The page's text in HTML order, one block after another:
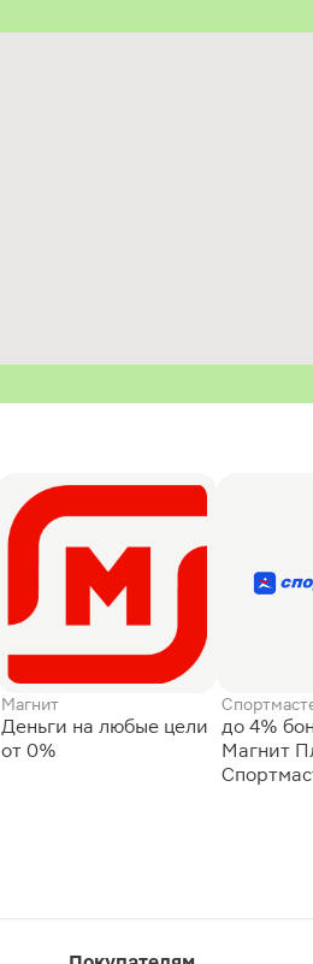
Магнит
Деньги на любые цели
от 0%
до 4%
Магнит